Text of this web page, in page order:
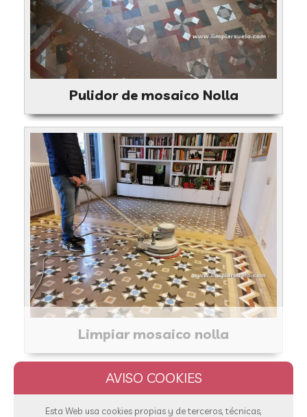
Pulidor de mosaico Nolla
Limpiar mosaico nolla
Esta Web usa cookies propias y de terceros, técnicas,